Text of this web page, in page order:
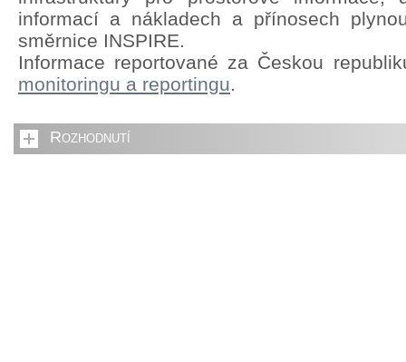
informací a nákladech a přínosech
směrnice INSPIRE.
Informace reportované za Českou
monitoringu a reportingu.
Rozhodnutí